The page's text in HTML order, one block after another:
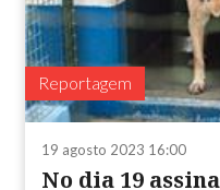
Reportagem
19 agosto 2023 16:00
No dia 19